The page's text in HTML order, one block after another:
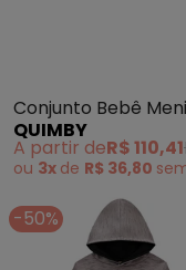
Conjunto Bebê
Camiseta Calça
QUIMBY
A partir deR$ 110,41
ou 3x de R$ 36,80
-50%